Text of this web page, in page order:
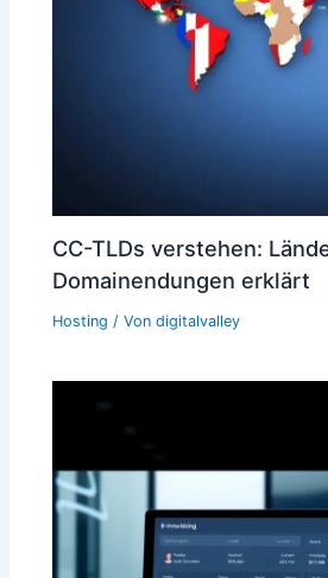
CC-TLDs verstehen:
Domainendungen erklärt
Hosting / Vondigitalvalley